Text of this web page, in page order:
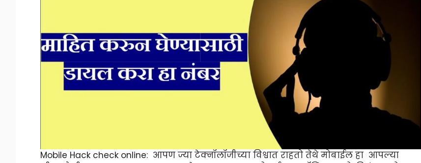
Mobile Hack check online: आपण ज्या टेक्नॉलॉजीच्या विश्वात राहतो तेथे मोबाईल हा आपल्या